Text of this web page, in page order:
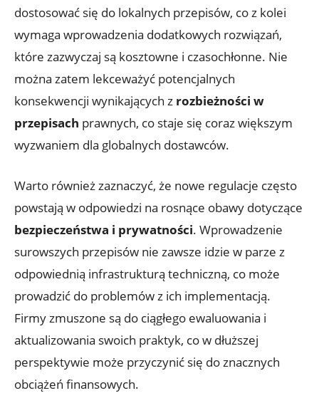
dostosować się do lokalnych przepisów, co z⁤ kolei⁣
wymaga ‍wprowadzenia dodatkowych rozwiązań,
które zazwyczaj są kosztowne i czasochłonne. Nie
‌można zatem lekceważyć potencjalnych
konsekwencji wynikających ⁣z rozbieżności w​
przepisach prawnych,⁢ co staje się coraz większym
wyzwaniem dla globalnych dostawców.
Warto ⁣również zaznaczyć, że nowe regulacje⁣ często‍
powstają w ​odpowiedzi na rosnące obawy dotyczące
bezpieczeństwa i prywatności. Wprowadzenie
surowszych przepisów ​nie zawsze idzie w parze z
odpowiednią ⁤infrastrukturą‌ techniczną, co może
prowadzić do problemów z​ ich implementacją. ​
Firmy zmuszone są⁤ do ciągłego ewaluowania i
aktualizowania swoich praktyk,‌ co w dłuższej
⁣perspektywie może przyczynić się do⁤ znacznych
obciążeń finansowych.